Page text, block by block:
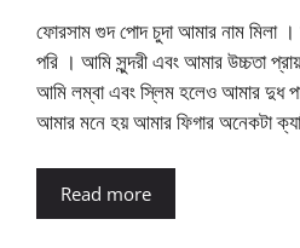
ফোরসাম গুদ পোদ চুদা আমার নাম মিলা ।
পরি । আমি সুন্দরী এবং আমার উচ্চতা
আমি লম্বা এবং স্লিম হলেও আমার দুধ
আমার মনে হয় আমার ফিগার অনেকটা
Read more